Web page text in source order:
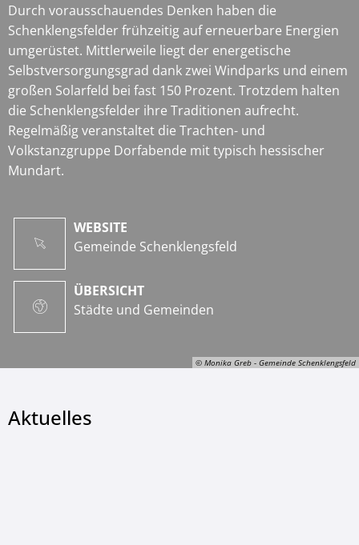
© Monika Greb - Gemeinde Schenklengsfeld
Durch vorausschauendes Denken haben die
Schenklengsfelder frühzeitig auf erneuerbare Energien
umgerüstet. Mittlerweile liegt der energetische
Selbstversorgungsgrad dank zwei Windparks und einem
großen Solarfeld bei fast 150 Prozent. Trotzdem halten
die Schenklengsfelder ihre Traditionen aufrecht.
Regelmäßig veranstaltet die Trachten- und
Volkstanzgruppe Dorfabende mit typisch hessischer
Mundart.
WEBSITE
Gemeinde Schenklengsfeld
ÜBERSICHT
Städte und Gemeinden
Aktuelles